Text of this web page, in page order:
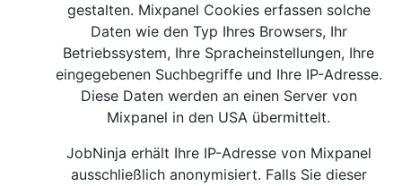
gestalten. Mixpanel Cookies erfassen solche
Daten wie den Typ Ihres Browsers, Ihr
Betriebssystem, Ihre Spracheinstellungen, Ihre
eingegebenen Suchbegriffe und Ihre IP-Adresse.
Diese Daten werden an einen Server von
Mixpanel in den USA übermittelt.
JobNinja erhält Ihre IP-Adresse von Mixpanel
ausschließlich anonymisiert. Falls Sie dieser